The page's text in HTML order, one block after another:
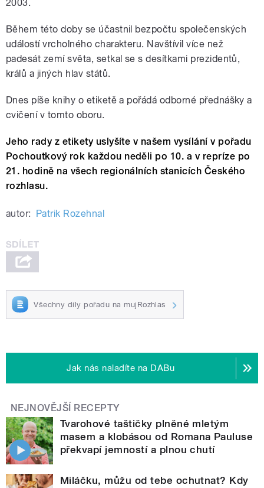
2003.
Během této doby se účastnil bezpočtu společenských
událostí vrcholného charakteru. Navštívil více než
padesát zemí světa, setkal se s desítkami prezidentů,
králů a jiných hlav států.
Dnes píše knihy o etiketě a pořádá odborné přednášky a
cvičení v tomto oboru.
Jeho rady z etikety uslyšíte v našem vysílání v pořadu
Pochoutkový rok každou neděli po 10. a v repríze po
21. hodině na všech regionálních stanicích Českého
rozhlasu.
autor: Patrik Rozehnal
Všechny díly pořadu na mujRozhlas
Jak nás naladíte na DABu
NEJNOVĚJŠÍ RECEPTY
Tvarohové taštičky plněné mletým
masem a klobásou od Romana Pauluse
překvapí jemností a plnou chutí
Miláčku, můžu od tebe ochutnat? Kdy